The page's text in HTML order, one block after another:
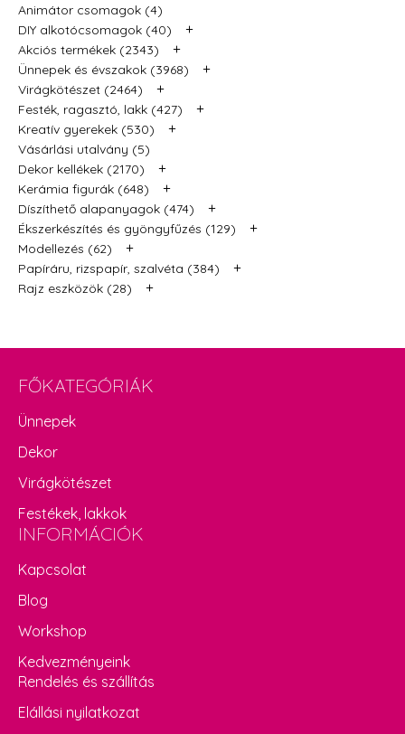
Animátor csomagok (4)
DIY alkotócsomagok (40)
+
Akciós termékek (2343) +
Ünnepek és évszakok (3968) +
Virágkötészet (2464) +
Festék, ragasztó, lakk (427) +
Kreatív gyerekek (530) +
Vásárlási utalvány (5)
Dekor kellékek (2170)
+
Kerámia figurák (648) +
Díszíthető alapanyagok (474) +
Ékszerkészítés és gyöngyfűzés (129) +
Modellezés (62) +
Papíráru, rizspapír, szalvéta (384) +
Rajz eszközök (28) +
FŐKATEGÓRIÁK
Ünnepek
Dekor
Virágkötészet
Festékek, lakkok
INFORMÁCIÓK
Kapcsolat
Blog
Workshop
Kedvezményeink
Rendelés és szállítás
Elállási nyilatkozat